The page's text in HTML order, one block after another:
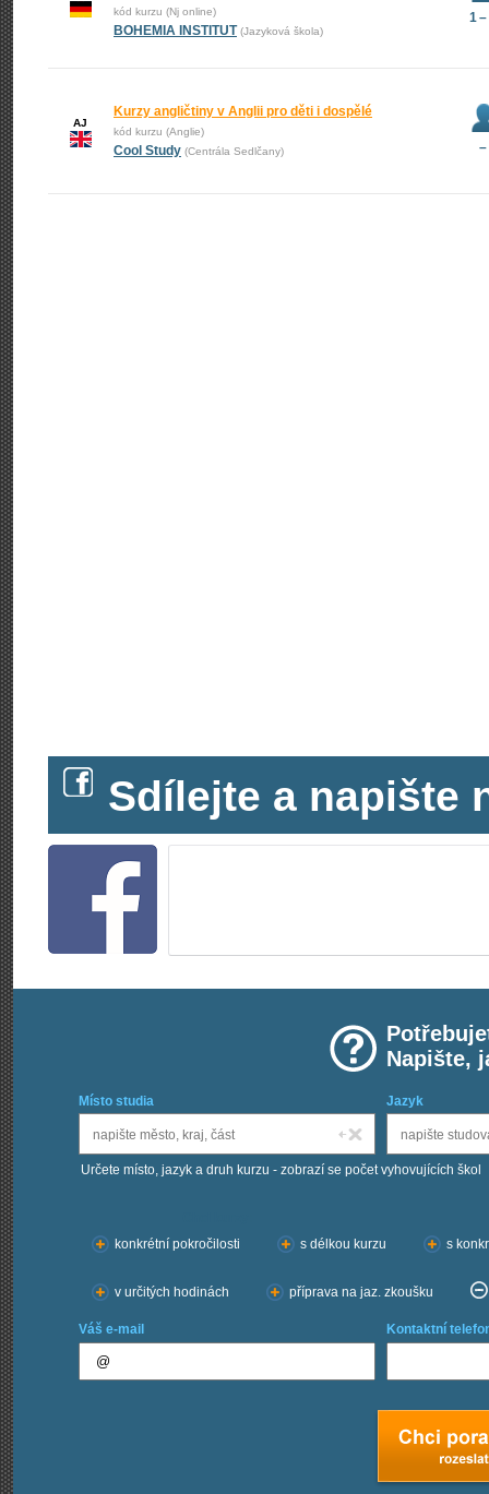
kód kurzu (Nj online)
BOHEMIA INSTITUT (Jazyková škola)
1
AJ
Kurzy angličtiny v Anglii pro děti i dospělé
kód kurzu (Anglie)
Cool Study (Centrála Sedlčany) –
Sdílejte a napište
Napište,
Místo studia Jazyk
Určete místo, jazyk a druh kurzu - zobrazí se počet vyhovujících škol
konkrétní pokročilosti
s délkou kurzu s
v určitých hodinách příprava na jaz. zkoušku
Váš e-mail Kontaktní